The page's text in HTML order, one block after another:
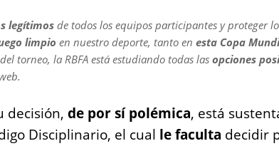
legítimos de todos los equipos participantes y proteger
limpio en nuestro deporte, tanto en esta Copa
del torneo, la RBFA está estudiando todas las opciones
decisión, de por sí polémica, está
Disciplinario, el cual le faculta decidir